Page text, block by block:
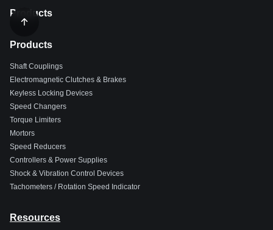
Products
Products
Shaft Couplings
Electromagnetic Clutches & Brakes
Keyless Locking Devices
Speed Changers
Torque Limiters
Mortors
Speed Reducers
Controllers & Power Supplies
Shock & Vibration Control Devices
Tachometers / Rotation Speed Indicator
Resources